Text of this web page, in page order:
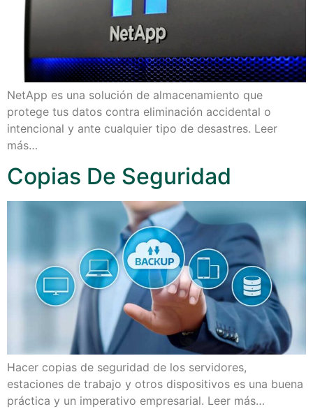
NetApp es una solución de almacenamiento que
protege tus datos contra eliminación accidental o
intencional y ante cualquier tipo de desastres. Leer
más…
Copias De Seguridad
Hacer copias de seguridad de los servidores,
estaciones de trabajo y otros dispositivos es una buena
práctica y un imperativo empresarial. Leer más…